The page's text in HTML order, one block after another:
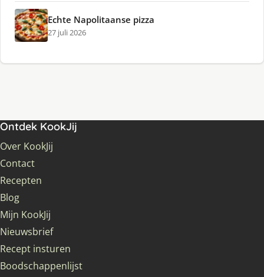
Echte Napolitaanse pizza
27 juli 2026
Ontdek KookJij
Over KookJij
Contact
Recepten
Blog
Mijn KookJij
Nieuwsbrief
Recept insturen
Boodschappenlijst